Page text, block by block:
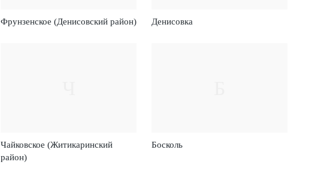
Фрунзенское (Денисовский район) Денисовка
Чайковское (Житикаринский
район)
Босколь